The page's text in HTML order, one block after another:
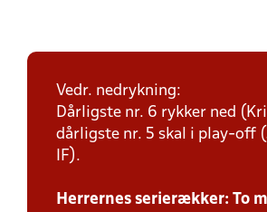
Vedr. nedrykning:
Dårligste nr. 6 rykker ned
dårligste nr. 5 skal i play-off
IF).
Herrernes serierækker: To